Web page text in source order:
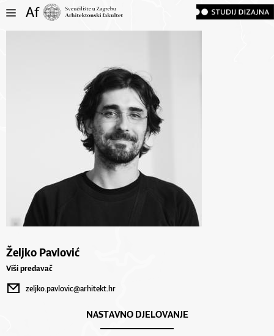
Željko Pavlović
Viši predavač
zeljko.pavlovic@arhitekt.hr
NASTAVNO DJELOVANJE